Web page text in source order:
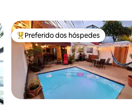
Entre os melhores preferidos dos
Preferido dos hóspedes